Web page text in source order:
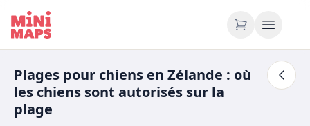
Aller au contenu
Plages pour chiens en Zélande : où
les chiens sont autorisés sur la
plage